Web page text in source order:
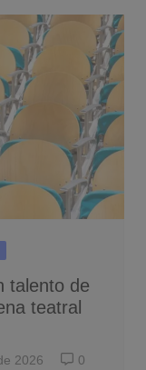
talento de
teatral
2026 0